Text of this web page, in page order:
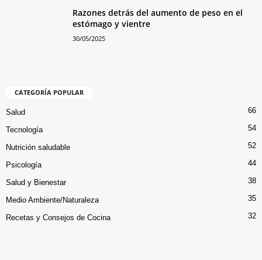
Razones detrás del aumento de peso en el
estómago y vientre
30/05/2025
CATEGORÍA POPULAR
Salud 66
Tecnología 54
Nutrición saludable 52
Psicología 44
Salud y Bienestar 38
Medio Ambiente/Naturaleza 35
Recetas y Consejos de Cocina 32